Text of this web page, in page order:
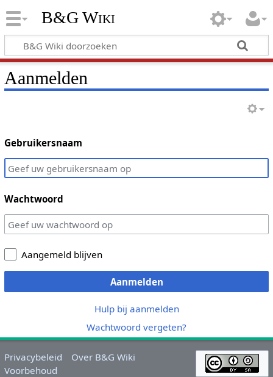
B&G Wiki
Aanmelden
Gebruikersnaam
Wachtwoord
Aangemeld blijven
Aanmelden
Hulp bij aanmelden
Wachtwoord vergeten?
Privacybeleid
Over B&G Wiki
Voorbehoud